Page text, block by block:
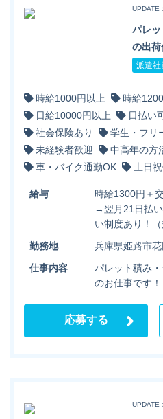
UPDATE
パレ
の出荷
派遣社
時給1000円以上
時給
日給10000円以上
日払い
社会保険あり
学生・フリ
未経験者歓迎
中高年の方
車・バイク通勤OK
土日
給与
時給1300円＋
→翌月21日払
い制度あり！（
勤務地
兵庫県姫路市
仕事内容
パレット積み
のお仕事です！
応募する
UPDATE